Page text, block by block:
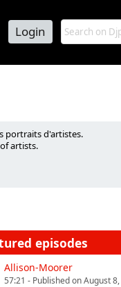
Login
portraits d'artistes.
artists.
episodes
Allison-Moorer
57:21 - Published on August 8,